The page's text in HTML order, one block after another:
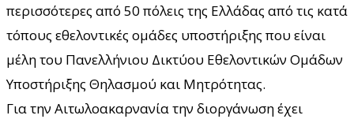
περισσότερες από 50 πόλεις της Ελλάδας από τις κατά
τόπους εθελοντικές ομάδες υποστήριξης που είναι
μέλη του Πανελλήνιου Δικτύου Εθελοντικών Ομάδων
Υποστήριξης Θηλασμού και Μητρότητας.
Για την Αιτωλοακαρνανία την διοργάνωση έχει